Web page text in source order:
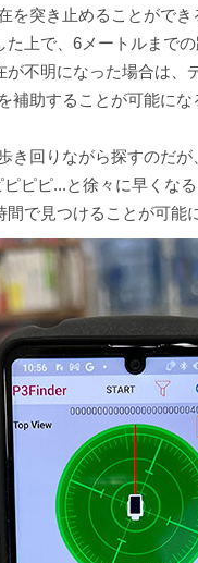
突き止めることがで
上で、6メートルまで
不明になった場合は、
補助することが可能にな
回りながら探すのだ
ピピ...と徐々に早くな
で見つけることが可能